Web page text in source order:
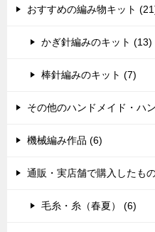
おすすめの編み物キット
かぎ針編みのキット (13)
棒針編みのキット (7)
その他のハンドメイド・ハ
機械編み作品 (6)
通販・実店舗で購入したも
毛糸・糸（春夏） (6)